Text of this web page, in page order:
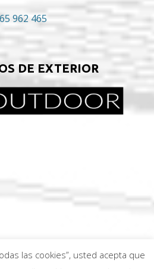
962 465
DE EXTERIOR
las cookies”, usted acepta que